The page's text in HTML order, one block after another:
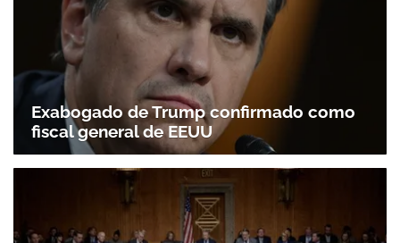
Exabogado de Trump confirmado como
fiscal general de EEUU